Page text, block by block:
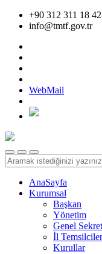
+90 312 311 18
info@tmtf.gov.tr
WebMail
AnaSayfa
Kurumsal
Başkan
Yönetim
Genel
İl
Kurullar